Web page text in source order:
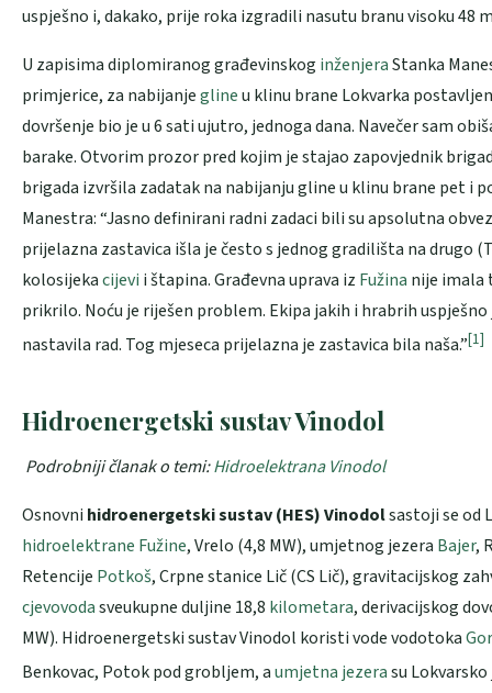
uspješno i, dakako, prije roka izgradili nasutu branu visoku 48
U zapisima diplomiranog građevinskog inženjeraStanka
primjerice, za nabijanjeglineu klinu brane Lokvarka
dovršenje bio je u 6 sati ujutro, jednoga dana. Navečer sam
barake. Otvorim prozor pred kojim je stajao zapovjednik
brigada izvršila zadatak na nabijanju gline u klinu brane pet i
Manestra: “Jasno definirani radni zadaci bili su apsolutna
prijelazna zastavica išla je često s jednog gradilišta na drugo
kolosijekacijevi i štapina. Građevna uprava iz Fužina nije imala
prikrilo. Noću je riješen problem. Ekipa jakih i hrabrih
nastavila rad. Tog mjeseca prijelazna je zastavica bila naša.”[1]
Hidroenergetski sustav Vinodol
Podrobniji članak o temi:Hidroelektrana Vinodol
Osnovni hidroenergetski sustav (HES) Vinodolsastoji se od
hidroelektrane Fužine, Vrelo (4,8 MW), umjetnog jezera Bajer,
Retencije Potkoš, Crpne stanice Lič (CS Lič), gravitacijskog
cjevovodasveukupne duljine 18,8 kilometara, derivacijskog
MW). Hidroenergetski sustav Vinodol koristi vode vodotoka
Benkovac, Potok pod grobljem, aumjetna jezerasu